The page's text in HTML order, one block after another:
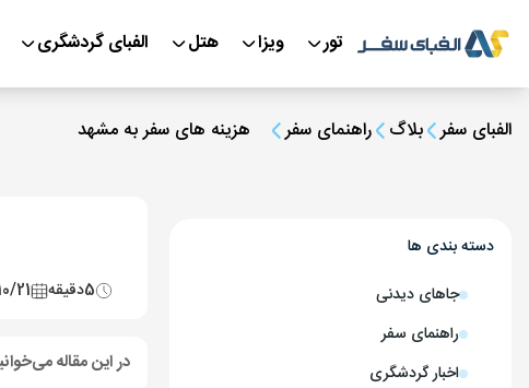
تور ویزا هتل الفبای گردشگری
الفبای سفر بلاگ راهنمای سفر هزینه های سفر به مشهد
دسته بندی ها
جاهای دیدنی
راهنمای سفر
اخبار گردشگری
5دقیقه 21
در این مقاله